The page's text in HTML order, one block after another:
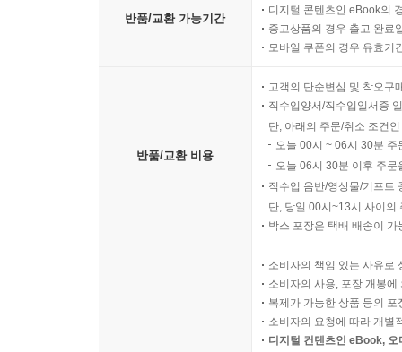
반품/교환 가능기간
디지털 콘텐츠인 eBook의
중고상품의 경우 출고 완료
모바일 쿠폰의 경우 유효기
반품/교환 비용
고객의 단순변심 및 착오구
직수입양서/직수입일서중
단, 아래의 주문/취소 조건
오늘 00시 ~ 06시 30분
오늘 06시 30분 이후 주
직수입 음반/영상물/기프트
단, 당일 00시~13시 사이의
박스 포장은 택배 배송이
소비자의 책임 있는 사유로
소비자의 사용, 포장 개봉
복제가 가능한 상품 등의
소비자의 요청에 따라 개별
디지털 컨텐츠인 eBook,